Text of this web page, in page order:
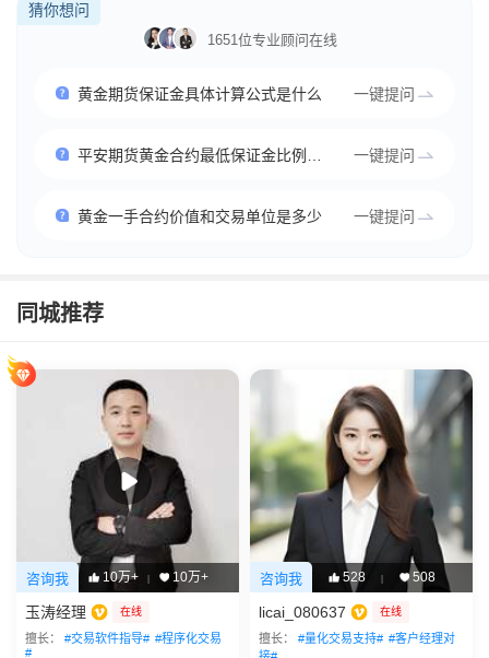
猜你想问
1651位专业顾问在线
黄金期货保证金具体计算公式是什么 一键提问
平安期货黄金合约最低保证金比例多少 一键提问
黄金一手合约价值和交易单位是多少 一键提问
同城推荐
咨询我 10万+ | 10万+
玉涛经理 在线
擅长： #交易软件指导# #程序化交易
#
咨询我 528 | 508
licai_080637 在线
擅长： #量化交易支持# #客户经理对